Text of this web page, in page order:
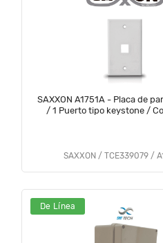
SAXXON A1751A - Placa de
/ 1 Puerto tipo keystone /
SAXXON / TCE339079 /
De Línea